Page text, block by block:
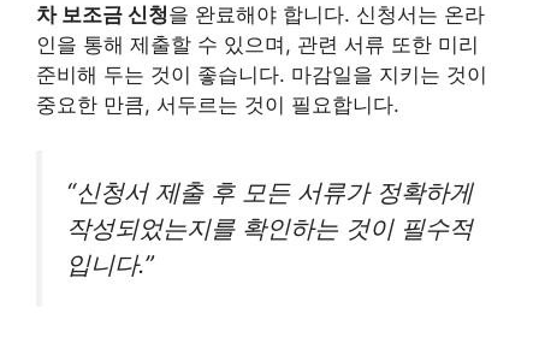
차 보조금 신청을 완료해야 합니다. 신청서는 온라
인을 통해 제출할 수 있으며, 관련 서류 또한 미리
준비해 두는 것이 좋습니다. 마감일을 지키는 것이
중요한 만큼, 서두르는 것이 필요합니다.
“신청서 제출 후 모든 서류가 정확하게
작성되었는지를 확인하는 것이 필수적
입니다.”